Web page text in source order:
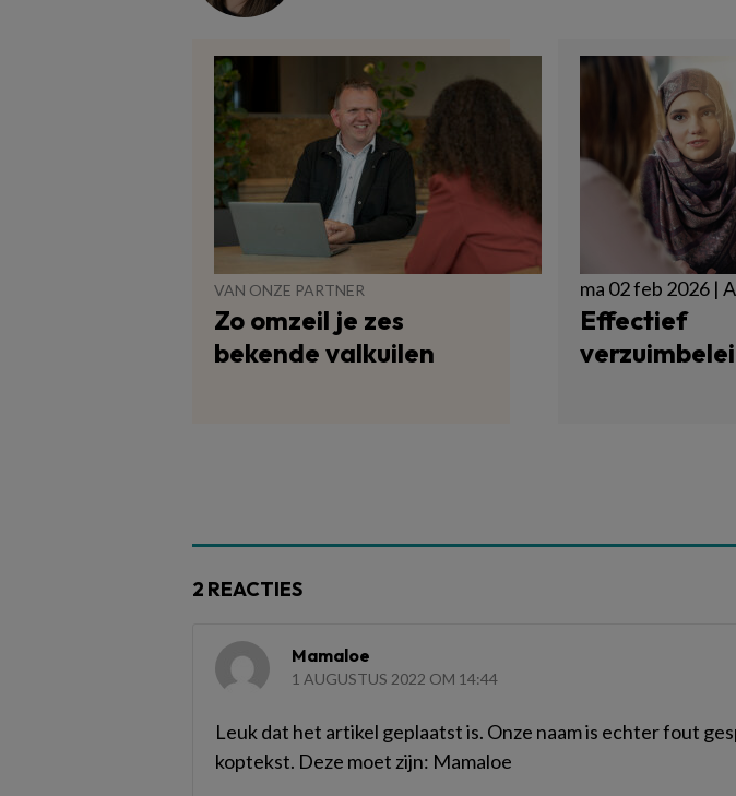
VAN ONZE PARTNER
Zo omzeil je zes
bekende valkuilen
ma 02 feb 2026 |
Effectief
2 REACTIES
Mamaloe
1 AUGUSTUS 2022 OM 14:44
Leuk dat het artikel geplaatst is. Onze naam is echter fout
koptekst. Deze moet zijn: Mamaloe